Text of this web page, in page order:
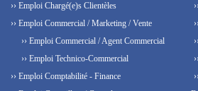
›› Emploi Chargé(e)s Clientèles
›› Emploi Commercial / Marketing / Vente
›› Emploi Commercial / Agent Commercial
›› Emploi Technico-Commercial
›› Emploi Comptabilité - Finance